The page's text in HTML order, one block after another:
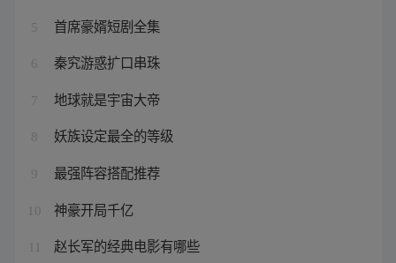
5 首席豪婿短剧全集
6 秦究游惑扩口串珠
7 地球就是宇宙大帝
8 妖族设定最全的等级
9 最强阵容搭配推荐
10 神豪开局千亿
赵长军的经典电影有哪些